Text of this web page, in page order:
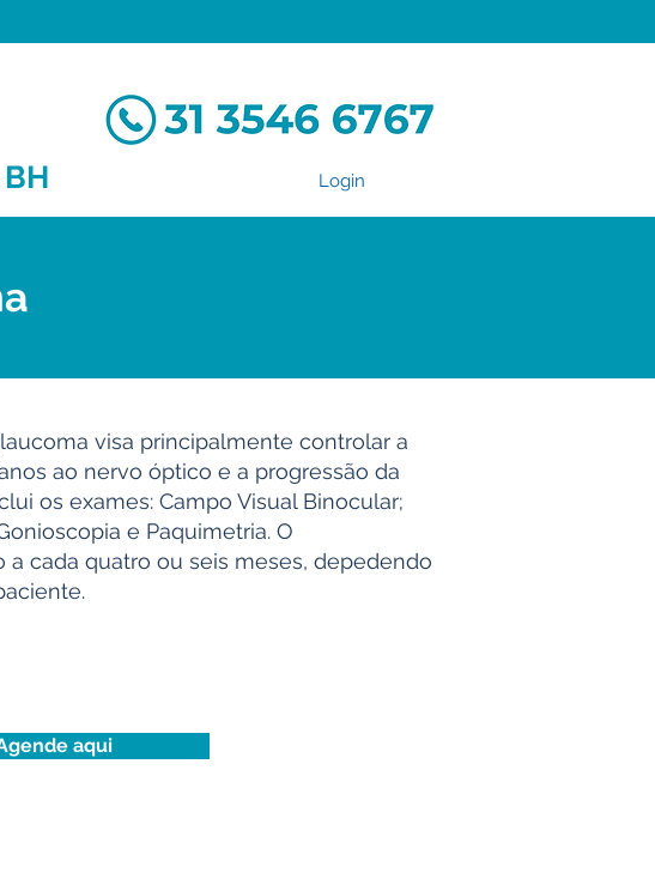
Login
visa principalmente controlar a
ao nervo óptico e a progressão da
os exames: Campo Visual Binocular;
e Paquimetria. O
cada quatro ou seis meses, depedendo
aqui